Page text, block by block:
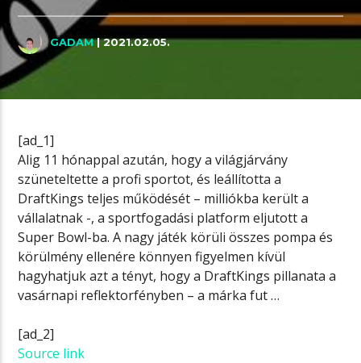
GADAM| 2021.02.05.
[ad_1]
Alig 11 hónappal azután, hogy a világjárvány
szüneteltette a profi sportot, és leállította a
DraftKings teljes működését – milliókba került a
vállalatnak -, a sportfogadási platform eljutott a
Super Bowl-ba. A nagy játék körüli összes pompa és
körülmény ellenére könnyen figyelmen kívül
hagyhatjuk azt a tényt, hogy a DraftKings pillanata a
vasárnapi reflektorfényben – a márka fut …
[ad_2]
Source link